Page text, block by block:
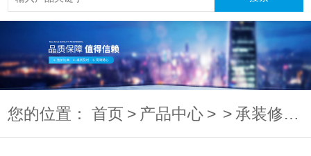
您的位置：首页 > 产品中心 > > 承装修试电力设施施工机具